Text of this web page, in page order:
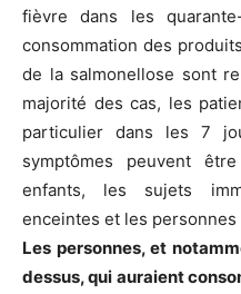
fièvre dans les
consommation des
de la salmonellose sont
majorité des cas, les
particulier dans les 7
symptômes peuvent
enfants, les sujets
enceintes et les personnes
Les personnes, et
dessus, qui auraient